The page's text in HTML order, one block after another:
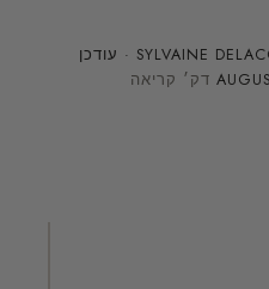
SYLVAINE · עודכן